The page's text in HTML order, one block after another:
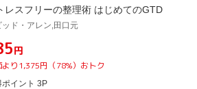
レスフリーの整理術 はじめてのGTD
ッド・アレン,田口元
円
より1,375円（78%）おトク
ポイント 3P